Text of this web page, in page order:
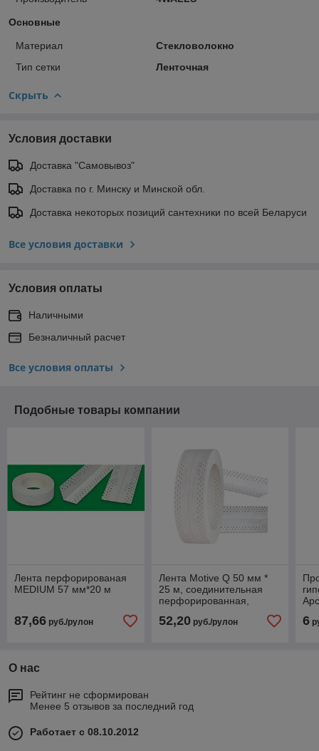
Основные
Материал
Стекловолокно
Тип сетки
Ленточная
Скрыть
Условия доставки
Доставка "Самовывоз"
Доставка по г. Минску и Минской обл.
Доставка некоторых позиций сантехники по всей Беларуси
Все условия доставки
Условия оплаты
Наличными
Безналичный расчет
Все условия оплаты
Подобные товары компании
Лента перфорированая
MEDIUM 57 мм*20 м
87,66 руб./рулон
Лента Motive Q 50 мм *
25 м, соединительная
перфорированная,
52,20руб./рулон 6
О нас
Рейтинг не сформирован
Менее 5 отзывов за последний год
Работает с 08.10.2012